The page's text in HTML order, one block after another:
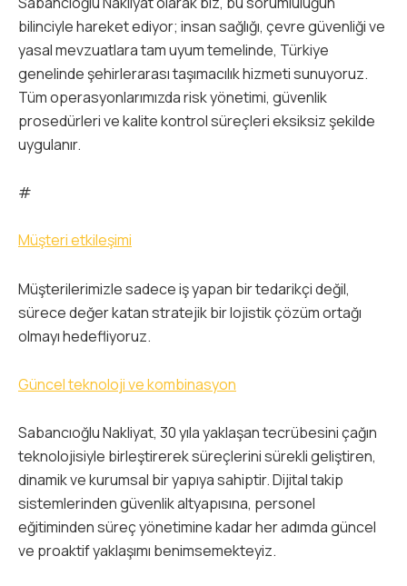
bilinciyle hareket ediyor; insan sağlığı, çevre güvenliği ve
yasal mevzuatlara tam uyum temelinde, Türkiye
genelinde şehirlerarası taşımacılık hizmeti sunuyoruz.
Tüm operasyonlarımızda risk yönetimi, güvenlik
prosedürleri ve kalite kontrol süreçleri eksiksiz şekilde
uygulanır.
#
Müşteri etkileşimi
Müşterilerimizle sadece iş yapan bir tedarikçi değil,
sürece değer katan stratejik bir lojistik çözüm ortağı
olmayı hedefliyoruz.
Güncel teknoloji ve kombinasyon
Sabancıoğlu Nakliyat, 30 yıla yaklaşan tecrübesini çağın
teknolojisiyle birleştirerek süreçlerini sürekli geliştiren,
dinamik ve kurumsal bir yapıya sahiptir. Dijital takip
sistemlerinden güvenlik altyapısına, personel
eğitiminden süreç yönetimine kadar her adımda güncel
ve proaktif yaklaşımı benimsemekteyiz.